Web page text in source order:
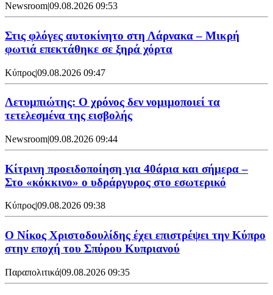
Newsroom|09.08.2026 09:53
Στις φλόγες αυτοκίνητο στη Λάρνακα – Μικρή
φωτιά επεκτάθηκε σε ξηρά χόρτα
Κύπρος|09.08.2026 09:47
Λετυμπιώτης: Ο χρόνος δεν νομιμοποιεί τα
τετελεσμένα της εισβολής
Newsroom|09.08.2026 09:44
Κίτρινη προειδοποίηση για 40άρια και σήμερα –
Στο «κόκκινο» ο υδράργυρος στο εσωτερικό
Κύπρος|09.08.2026 09:38
Ο Νίκος Χριστοδουλίδης έχει επιστρέψει την Κύπρο
στην εποχή του Σπύρου Κυπριανού
Παραπολιτικά|09.08.2026 09:35